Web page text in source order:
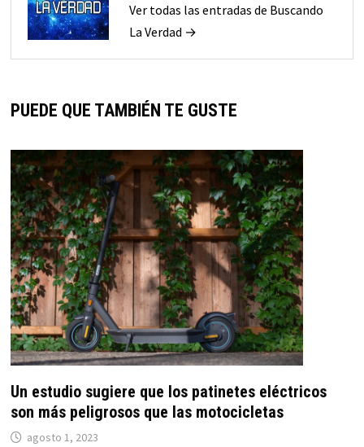
Ver todas las entradas de Buscando
La Verdad →
PUEDE QUE TAMBIÉN TE GUSTE
Un estudio sugiere que los patinetes eléctricos
son más peligrosos que las motocicletas
agosto 1, 2023